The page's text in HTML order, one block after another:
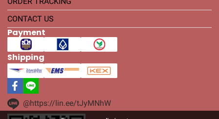
CONTACT US
Payment
Shipping
@https://lin.ee/tJyMNhW